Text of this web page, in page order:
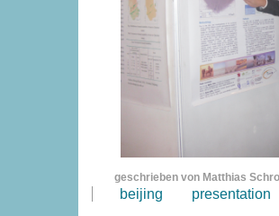
geschrieben von Matthias
beijing presentation